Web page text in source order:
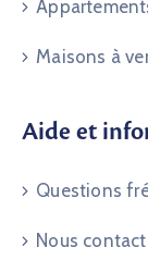
Maisons à
Aide et
Questions
Nous